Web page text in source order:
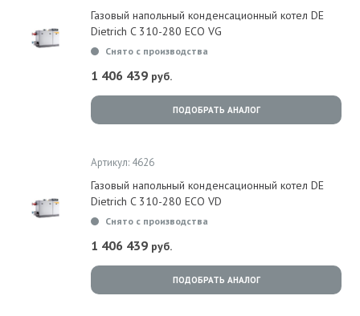
Газовый напольный конденсационный котел DE
Dietrich C 310-280 ECO VG
Снято с производства
1 406 439 руб.
ПОДОБРАТЬ АНАЛОГ
Артикул: 4626
Газовый напольный конденсационный котел DE
Dietrich C 310-280 ECO VD
Снято с производства
1 406 439 руб.
ПОДОБРАТЬ АНАЛОГ